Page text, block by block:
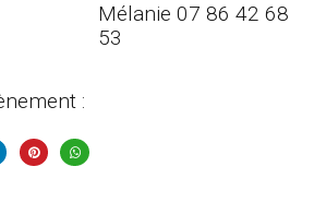
Mélanie 07 86 42 68
53
: